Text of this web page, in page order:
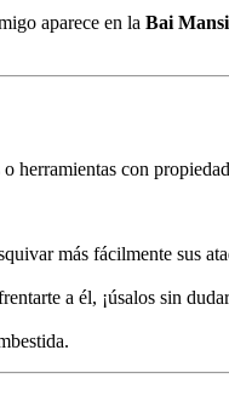
aparece en la Bai
herramientas con
más fácilmente sus
a él, ¡úsalos sin